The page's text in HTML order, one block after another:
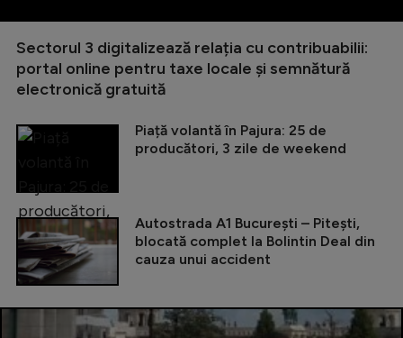
Sectorul 3 digitalizează relația cu contribuabilii:
portal online pentru taxe locale și semnătură
electronică gratuită
Piață volantă în Pajura: 25 de
producători, 3 zile de weekend
Autostrada A1 București – Pitești,
blocată complet la Bolintin Deal din
cauza unui accident